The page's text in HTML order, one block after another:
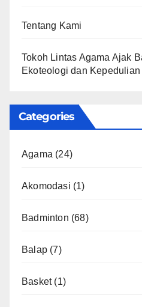
Tentang Kami
Tokoh Lintas Agama Ajak
Ekoteologi dan
Categories
Agama (24)
Akomodasi (1)
Badminton (68)
Balap (7)
Basket(1)